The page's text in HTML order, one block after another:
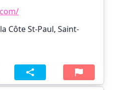
Côte St-Paul, Saint-